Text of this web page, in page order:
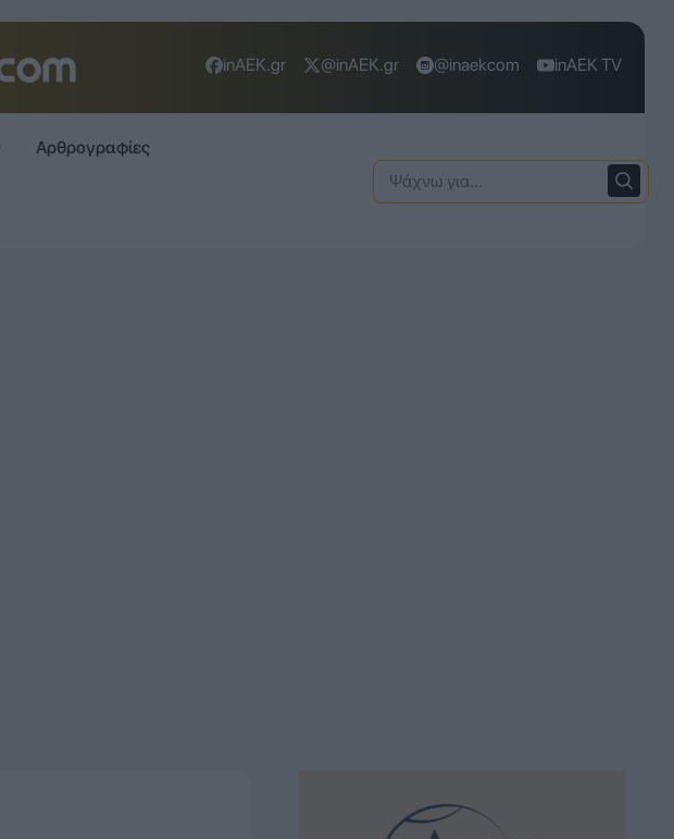
inAEK.gr @inAEK.gr @inaekcom inAEK TV
Αρθρογραφίες